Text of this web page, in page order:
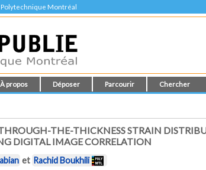
Montréal
À propos Déposer Parcourir Chercher
THE-THICKNESS STRAIN
DIGITAL IMAGE CORRELATION
et Rachid Boukhili